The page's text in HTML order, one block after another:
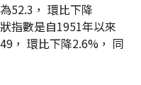
52.3， 環比下降
指數是自1951年以來
， 環比下降2.6%， 同